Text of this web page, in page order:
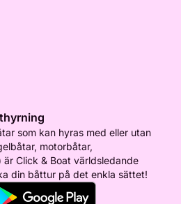
som kan hyras med eller utan
motorbåtar,
är Click & Boat världsledande
din båttur på det enkla sättet!